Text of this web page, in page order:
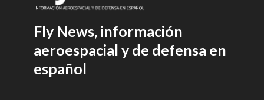
Fly News, información
aeroespacial y de defensa en
español